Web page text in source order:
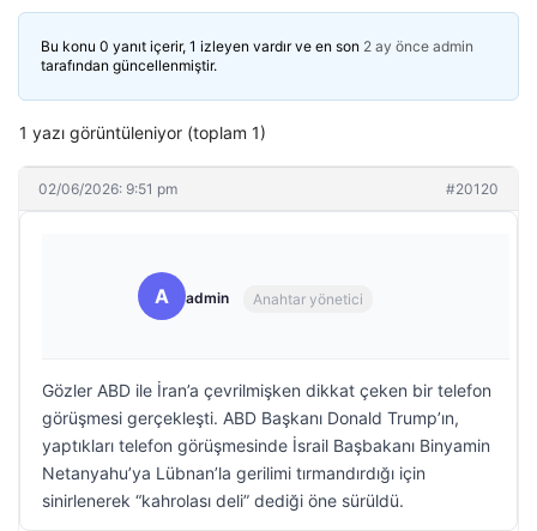
Bu konu 0 yanıt içerir, 1 izleyen vardır ve en son 2 ay önce admin
tarafından güncellenmiştir.
1 yazı görüntüleniyor (toplam 1)
02/06/2026: 9:51 pm #20120
A admin Anahtar yönetici
Gözler ABD ile İran’a çevrilmişken dikkat çeken bir telefon
görüşmesi gerçekleşti. ABD Başkanı Donald Trump’ın,
yaptıkları telefon görüşmesinde İsrail Başbakanı Binyamin
Netanyahu’ya Lübnan’la gerilimi tırmandırdığı için
sinirlenerek “kahrolası deli” dediği öne sürüldü.